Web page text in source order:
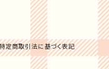
定商取引法に基づく表記